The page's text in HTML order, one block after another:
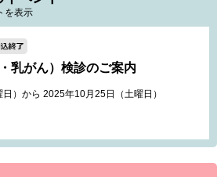
を表示
乳がん）検診のご案内
）から 2025年10月25日（土曜日）